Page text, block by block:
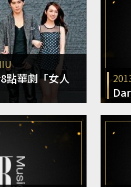
點華劇「女人